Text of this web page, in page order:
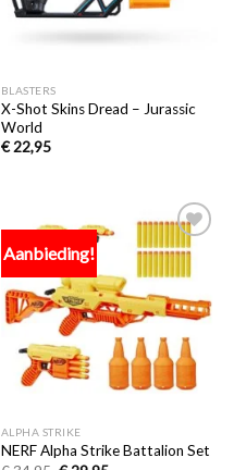
BLASTERS
X-Shot Skins Dread – Jurassic
World
€22,95
Aanbieding!
Toevoegen
verlanglijst
ALPHA STRIKE
NERF Alpha Strike Battalion Set